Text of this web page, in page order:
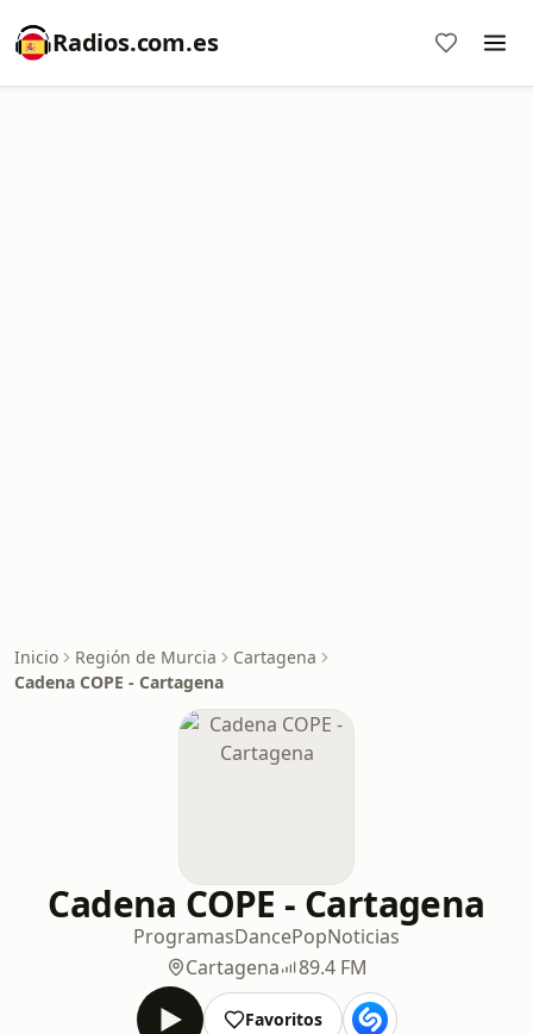
Radios.com.es
Inicio Región de Murcia
Cartagena
Cadena COPE - Cartagena
Cadena COPE - Cartagena
ProgramasDancePopNoticias
Cartagena
89.4 FM
Favoritos